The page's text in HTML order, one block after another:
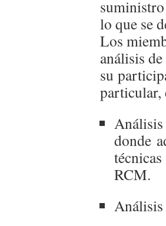
lo que se
Los
análisis
su
particular,
donde
RCM.
Análisis